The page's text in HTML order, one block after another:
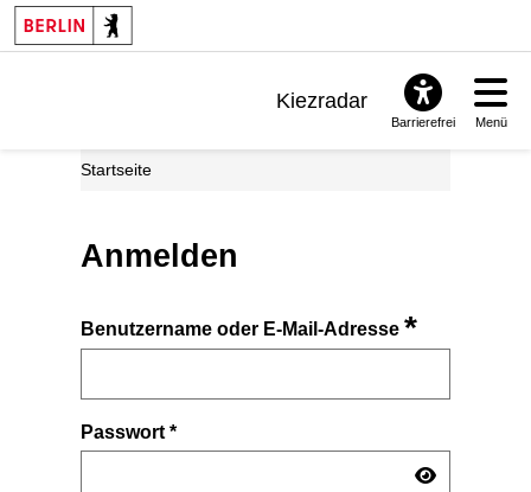
Kiezradar
Barrierefrei Menü
Startseite
Anmelden
Benutzername oder E-Mail-Adresse*
Passwort*